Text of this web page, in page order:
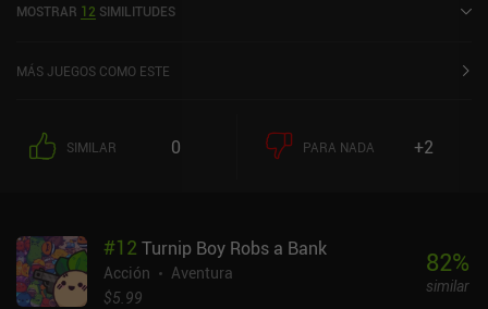
agosto de 2015 y tiene una valoración actual de 3,6 sobre 5,0 en
MOSTRAR 12 SIMILITUDES
MÁS JUEGOS COMO ESTE
SIMILAR 0 PARA NADA +2
#12 Turnip Boy Robs a Bank
Acción
Aventura
$5.99
82%
similar